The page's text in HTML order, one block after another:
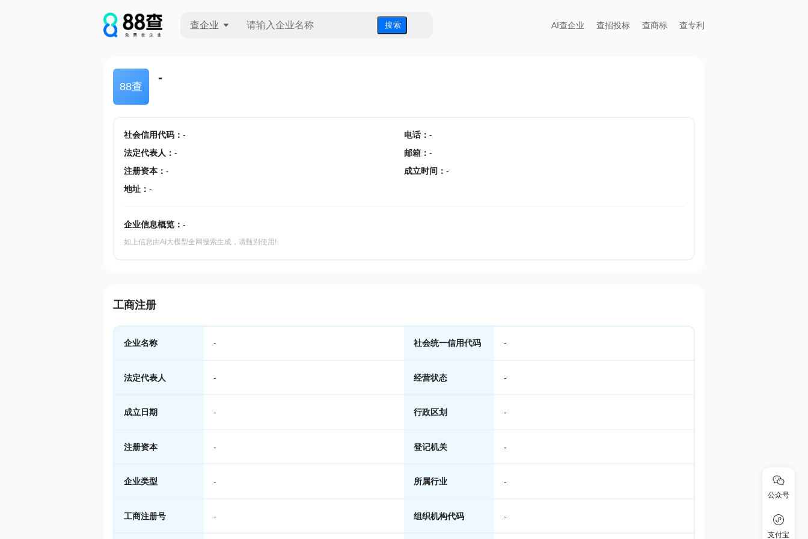
查企业 搜 索 AI查企业 查招投标 查商标 查专利
88查
-
社会信用代码： - 电话： -
法定代表人 ： - 邮箱 ： -
注册资本： - 成立时间 ： -
地址： -
企业信息概览： -
如上信息由AI大模型全网搜索生成，请甄别使用!
工商注册
企业名称 - 社会统一信用代码 -
法定代表人 - 经营状态 -
成立日期 - 行政区划 -
注册资本 - 登记机关 -
企业类型 - 所属行业 -
工商注册号 - 组织机构代码 -
公众号
支付宝